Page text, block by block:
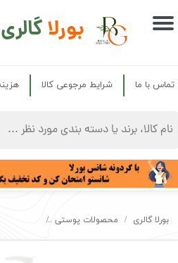
بورلاگالری
حساب کاربری من
سفارشات
خروج از حساب کاربری
تماس با ما شرایط مرجوعی کالا
بورلا گالری محصولات پوستی